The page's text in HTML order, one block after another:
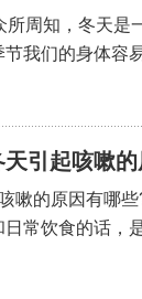
周知，冬天是
我们的身体容
引起咳嗽
嗽的原因有哪
常饮食的话，